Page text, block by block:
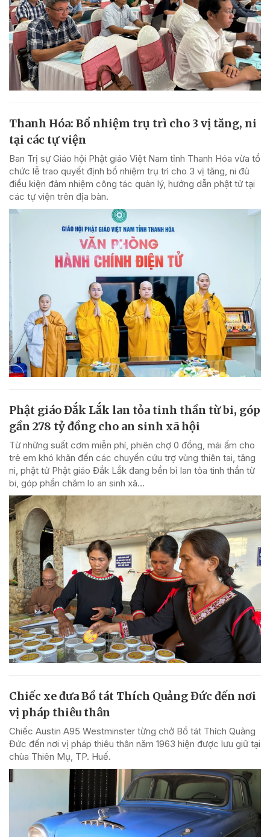
Thanh Hóa: Bổ nhiệm trụ trì cho 3 vị tăng, ni
tại các tự viện
Ban Trị sự Giáo hội Phật giáo Việt Nam tỉnh Thanh Hóa vừa tổ
chức lễ trao quyết định bổ nhiệm trụ trì cho 3 vị tăng, ni đủ
điều kiện đảm nhiệm công tác quản lý, hướng dẫn phật tử tại
các tự viện trên địa bàn.
Phật giáo Đắk Lắk lan tỏa tinh thần từ bi, góp
gần 278 tỷ đồng cho an sinh xã hội
Từ những suất cơm miễn phí, phiên chợ 0 đồng, mái ấm cho
trẻ em khó khăn đến các chuyến cứu trợ vùng thiên tai, tăng
ni, phật tử Phật giáo Đắk Lắk đang bền bỉ lan tỏa tinh thần từ
bi, góp phần chăm lo an sinh xã...
Chiếc xe đưa Bồ tát Thích Quảng Đức đến nơi
vị pháp thiêu thân
Chiếc Austin A95 Westminster từng chở Bồ tát Thích Quảng
Đức đến nơi vị pháp thiêu thân năm 1963 hiện được lưu giữ tại
chùa Thiên Mụ, TP. Huế.